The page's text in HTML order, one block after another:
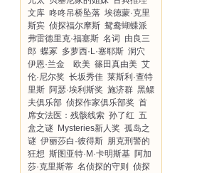
文库 咚咚吊桥坠落 埃德蒙·克里
斯宾 侦探福尔摩斯 鸳鸯蝴蝶派
弗雷德里克·福塞斯 名词
由良三
郎 蝶冢 多萝西·L·塞耶斯 洞穴
伊恩·兰金 欧美 篠田真由美 艾
伦·尼尔奖 长坂秀佳 莱斯利·查特
里斯 阿瑟·埃利斯奖 施济群 黑鳏
夫俱乐部 侦探作家俱乐部奖 首
席女法医：残骸线索 孙了红 五
盒之谜 Mysteries新人奖 孤岛之
谜 伊丽莎白·彼得斯 朋克刑警的
狂想 斯图亚特·M·卡明斯基 阿加
莎·克里斯蒂 名侦探的守则 侦探